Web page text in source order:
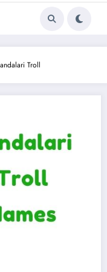
Troll